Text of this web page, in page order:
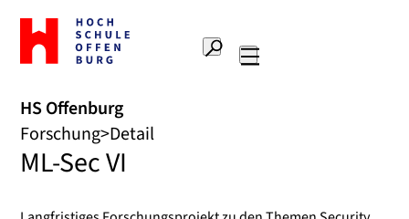
Zur
Startseite
Hochschule
Suche
HS Offenburg
Forschung Detail
ML-Sec VI